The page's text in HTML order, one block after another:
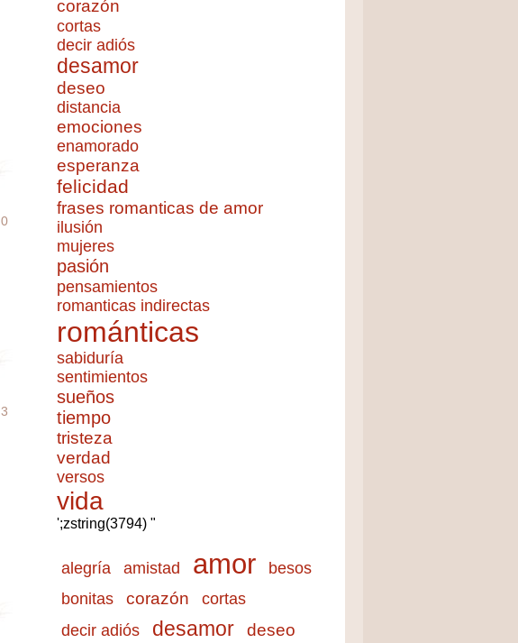
0
3
corazón
cortas
decir adiós
desamor
deseo
distancia
emociones
enamorado
esperanza
felicidad
frases romanticas de amor
ilusión
mujeres
pasión
pensamientos
romanticas indirectas
románticas
sabiduría
sentimientos
sueños
tiempo
tristeza
verdad
versos
vida
';zstring(3794) "
alegría amistad amor besos
bonitas corazón cortas
decir adiós desamor deseo